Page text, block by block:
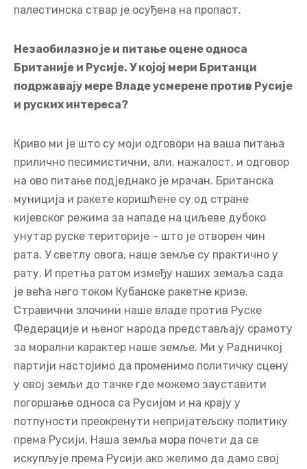
палестинска ствар је осуђена на пропаст.
Незаобилазно је и питање оцене односа
Британије и Русије. У којој мери Британци
подржавају мере Владе усмерене против Русије
и руских интереса?
Криво ми је што су моји одговори на ваша питања
прилично песимистични, али, нажалост, и одговор
на ово питање подједнако је мрачан. Британска
муниција и ракете коришћене су од стране
кијевског режима за нападе на циљеве дубоко
унутар руске територије – што је отворен чин
рата. У светлу овога, наше земље су практично у
рату. И претња ратом између наших земаља сада
је већа него током Кубанске ракетне кризе.
Стравични злочини наше владе против Руске
Федерације и њеног народа представљају срамоту
за морални карактер наше земље. Ми у Радничкој
партији настојимо да променимо политичку сцену
у овој земљи до тачке где можемо зауставити
погоршање односа са Русијом и на крају у
потпуности преокренути непријатељску политику
према Русији. Наша земља мора почети да се
искупљује према Русији ако желимо да дамо свој